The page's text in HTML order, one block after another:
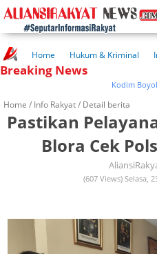
Home Hukum & Kriminal
Kuliner Rakyat
Wisata Rakyat
Kesehatan
Breaking News
Kodim Boyolali
Home / Info Rakyat/ Detail berita
Pastikan
Blora Cek
(607 Views) Selasa,